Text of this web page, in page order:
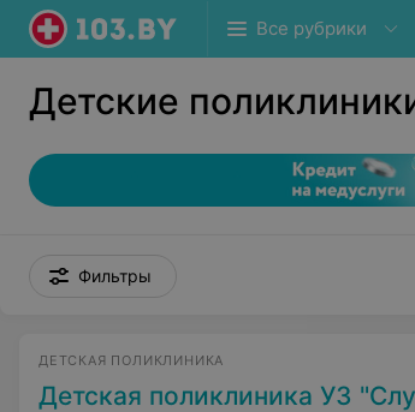
Все рубрики
Детские
Фильтры
ДЕТСКАЯ ПОЛИКЛИНИКА
Детская поликлиника УЗ "Слуцкая